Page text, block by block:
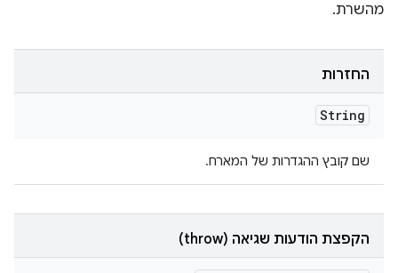
מהשרת.
החזרות
String
שם קובץ ההגדרות של המארח.
הקפצת הודעות שגיאה (throw)